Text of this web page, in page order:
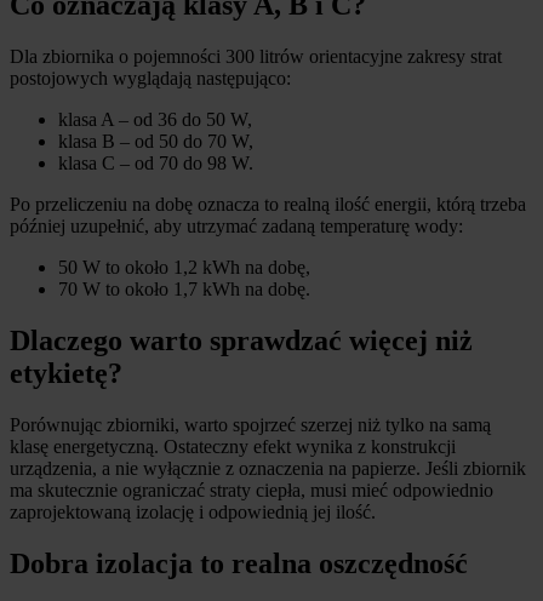
Dla zbiornika o pojemności 300 litrów orientacyjne zakresy strat
postojowych wyglądają następująco:
klasa A – od 36 do 50 W,
klasa B – od 50 do 70 W,
klasa C – od 70 do 98 W.
Po przeliczeniu na dobę oznacza to realną ilość energii, którą trzeba
później uzupełnić, aby utrzymać zadaną temperaturę wody:
50 W to około 1,2 kWh na dobę,
70 W to około 1,7 kWh na dobę.
Dlaczego warto sprawdzać więcej niż
etykietę?
Porównując zbiorniki, warto spojrzeć szerzej niż tylko na samą
klasę energetyczną. Ostateczny efekt wynika z konstrukcji
urządzenia, a nie wyłącznie z oznaczenia na papierze. Jeśli zbiornik
ma skutecznie ograniczać straty ciepła, musi mieć odpowiednio
zaprojektowaną izolację i odpowiednią jej ilość.
Dobra izolacja to realna oszczędność